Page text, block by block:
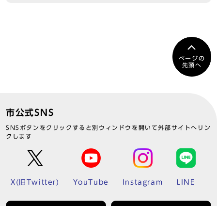
ページの
先頭へ
市公式SNS
SNSボタンをクリックすると別ウィンドウを開いて外部サイトへリン
クします
X(旧Twitter) YouTube Instagram LINE